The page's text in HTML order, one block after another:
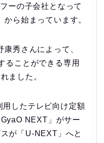
ーの子会社となって
ら始まっています。
康秀さんによって、
ることができる専用
ました。
したテレビ向け定額
NEXT」がサー
が「U-NEXT」へと